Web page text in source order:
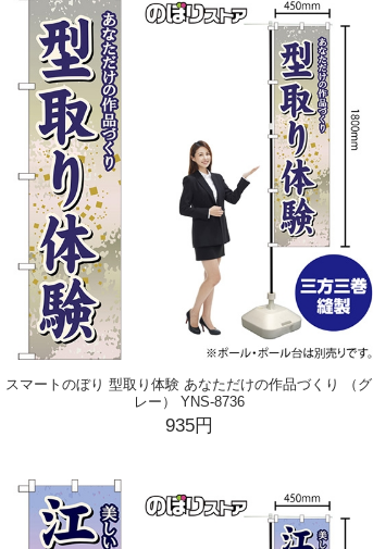
スマートのぼり 型取り体験 あなただけの作品づくり （グ
レー） YNS-8736
935円